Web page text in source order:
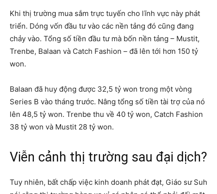
Khi thị trường mua sắm trực tuyến cho lĩnh vực này phát
triển. Dóng vốn đầu tư vào các nền tảng đó cũng đang
chảy vào. Tổng số tiền đầu tư mà bốn nền tảng – Mustit,
Trenbe, Balaan và Catch Fashion – đã lên tới hơn 150 tỷ
won.
Balaan đã huy động được 32,5 tỷ won trong một vòng
Series B vào tháng trước. Nâng tổng số tiền tài trợ của nó
lên 48,5 tỷ won. Trenbe thu về 40 tỷ won, Catch Fashion
38 tỷ won và Mustit 28 tỷ won.
Viễn cảnh thị trường sau đại dịch?
Tuy nhiên, bất chấp việc kinh doanh phát đạt, Giáo sư Suh